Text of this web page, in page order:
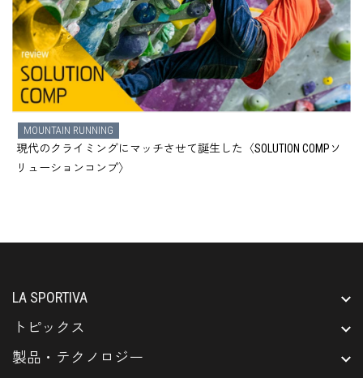
MOUNTAIN RUNNING
現代のクライミングにマッチさせて誕生した〈SOLUTION COMPソ
リューションコンプ〉
LA SPORTIVA
トピックス
製品・テクノロジー